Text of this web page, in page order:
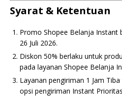
Syarat & Ketentuan
Promo Shopee Belanja Instant
26 Juli 2026.
Diskon 50% berlaku untuk
pada layanan Shopee Belanja
Layanan pengiriman 1 Jam
opsi pengiriman Instant